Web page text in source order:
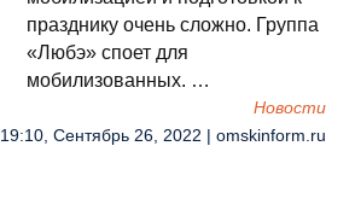
празднику очень сложно. Группа
«Любэ» споет для
мобилизованных. …
Новости
19:10, Сентябрь 26, 2022 | omskinform.ru